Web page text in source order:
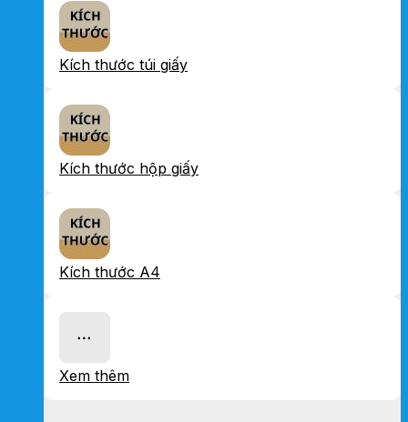
Kích thước túi giấy
Kích thước hộp giấy
Kích thước A4
Xem thêm